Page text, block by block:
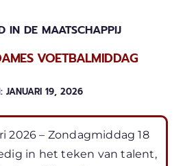
IN DE MAATSCHAPPIJ
VOETBALMIDDAG
JANUARI 19, 2026
2026 – Zondagmiddag 18
in het teken van talent,